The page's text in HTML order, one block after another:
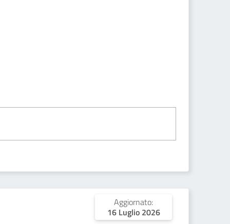
Aggiornato:
16 Luglio 2026